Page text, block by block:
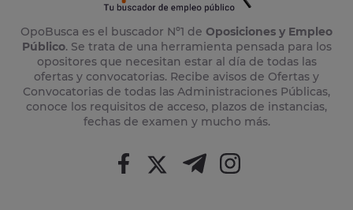
OpoBusca es el buscador Nº1 de Oposiciones y Empleo
Público. Se trata de una herramienta pensada para los
opositores que necesitan estar al día de todas las
ofertas y convocatorias. Recibe avisos de Ofertas y
Convocatorias de todas las Administraciones Públicas,
conoce los requisitos de acceso, plazos de instancias,
fechas de examen y mucho más.